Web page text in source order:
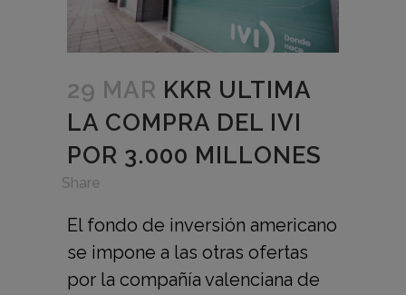
29 MAR KKR ULTIMA
LA COMPRA DEL IVI
POR 3.000 MILLONES
Share
El fondo de inversión americano
se impone a las otras ofertas
por la compañía valenciana de